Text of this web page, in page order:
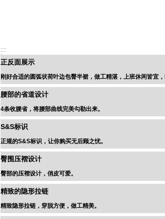
正反面展示
刚好合适的圆弧状荷叶边包臀半裙，做工精湛，上班休闲皆宜，
腰部的省道设计
4条收腰省，将腰部曲线完美勾勒出来。
S&S标识
正规的S&S标识，让你购买无后顾之忧。
臀围压褶设计
臀部的压褶设计，俏皮可爱。
精致的隐形拉链
精致隐形拉链，穿脱方便，做工精美。